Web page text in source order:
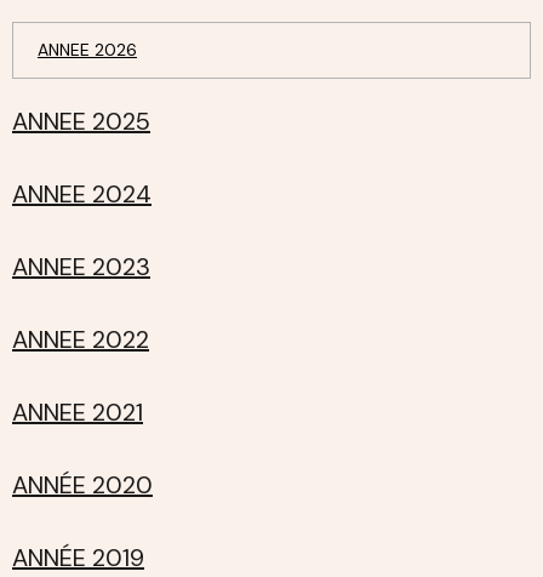
ANNEE 2026
ANNEE 2025
ANNEE 2024
ANNEE 2023
ANNEE 2022
ANNEE 2021
ANNÉE 2020
ANNÉE 2019